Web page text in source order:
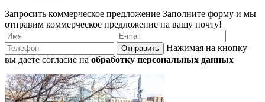
Запросить коммерческое предложение Заполните форму и мы
отправим коммерческое предложение на вашу почту!
Отправить
Нажимая на кнопку
вы даете согласие на обработку персональных данных